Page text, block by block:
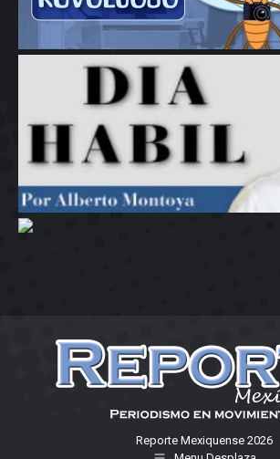
Reporte Mexiquense 2026